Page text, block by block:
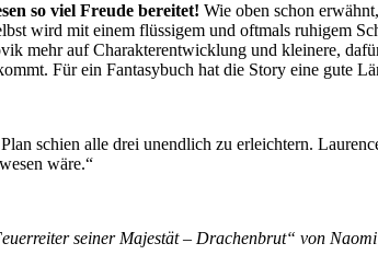
so viel Freude bereitet! Wie oben schon
wird mit einem flüssigem und oftmals ruhigem
mehr auf Charakterentwicklung und kleinere,
Für ein Fantasybuch hat die Story eine gute
schien alle drei unendlich zu erleichtern.
wäre.“
seiner Majestät – Drachenbrut“ von